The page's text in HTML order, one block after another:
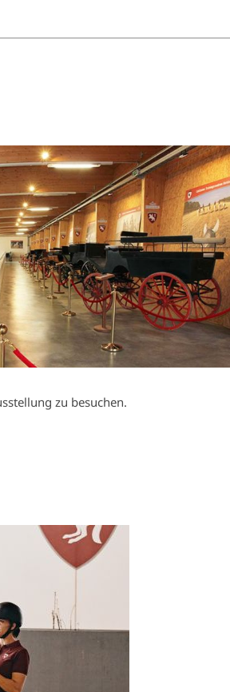
zu besuchen.